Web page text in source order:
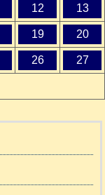
12 13
19 20
26 27